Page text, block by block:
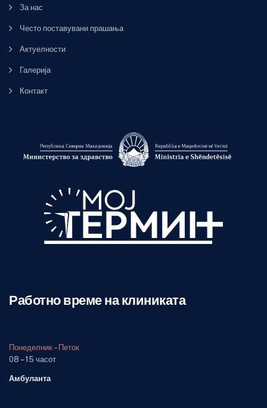
За нас
Често поставувани прашања
Актуелности
Галерија
Контакт
Работно време на клиниката
Понеделник – Петок
08 – 15 часот
Амбуланта